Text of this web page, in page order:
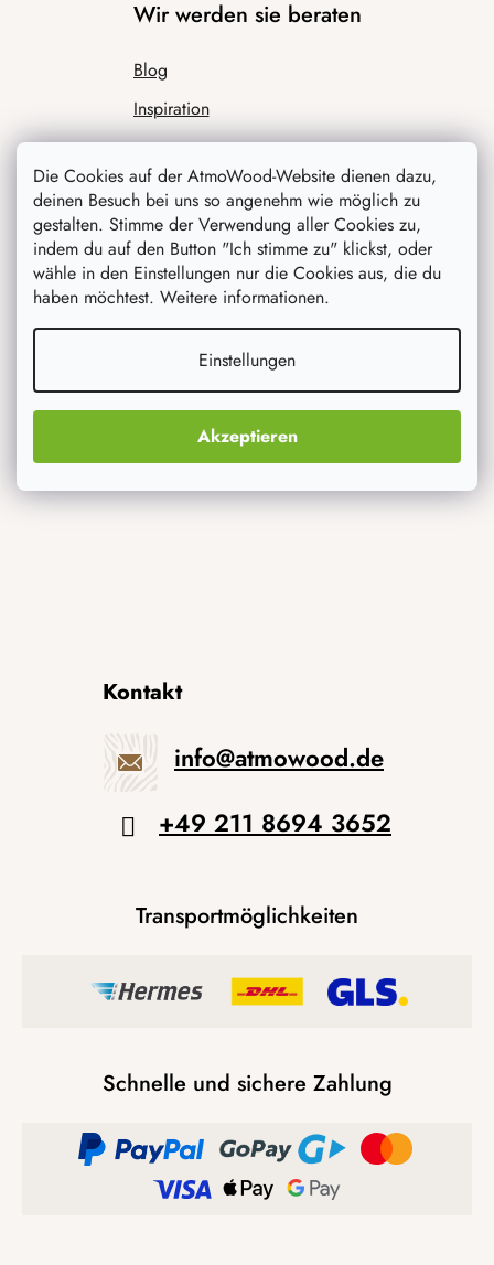
Die Cookies auf der AtmoWood-Website dienen dazu,
deinen Besuch bei uns so angenehm wie möglich zu
gestalten. Stimme der Verwendung aller Cookies zu,
indem du auf den Button "Ich stimme zu" klickst, oder
wähle in den Einstellungen nur die Cookies aus, die du
haben möchtest. Weitere informationen.
Einstellungen
Akzeptieren
Wir werden sie beraten
Blog
Inspiration
Was interessiert dich am meisten
Kontakt
info@atmowood.de
+49 211 8694 3652
Transportmöglichkeiten
Schnelle und sichere Zahlung